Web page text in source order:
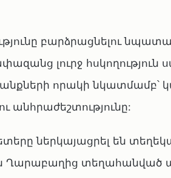
բարձրացնելու
լուրջ
որակի նկատմամբ՝
անհրաժեշտությունը:
ներկայացրել են
Ղարաբաղից տեղահանված